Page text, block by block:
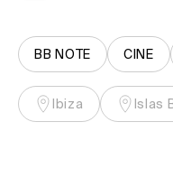
BB NOTE CINE
Ibiza Islas